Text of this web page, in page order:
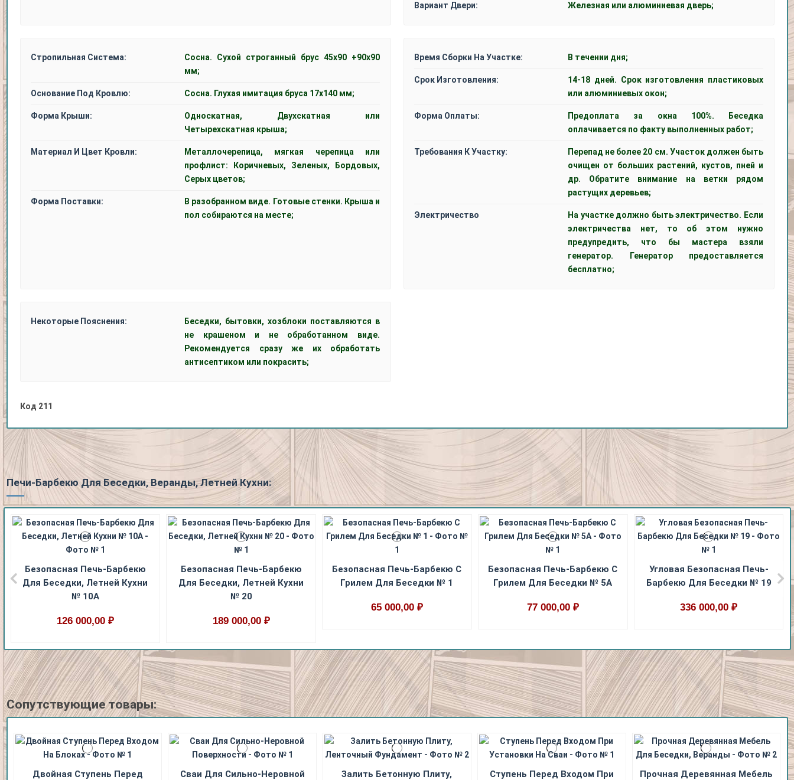
Вариант Двери: Железная или алюминиевая дверь;
Стропильная Система:
Сосна. Сухой строганный брус 45х90 +90х90
мм;
Основание Под Кровлю: Сосна. Глухая имитация бруса 17х140 мм;
Форма Крыши:
Односкатная, Двухскатная или
Четырехскатная крыша;
Материал И Цвет Кровли:
Металлочерепица, мягкая черепица или
профлист: Коричневых, Зеленых, Бордовых,
Серых цветов;
Форма Поставки:
В разобранном виде. Готовые стенки. Крыша и
пол собираются на месте;
Время Сборки На Участке: В течении дня;
Срок Изготовления:
14-18 дней. Срок изготовления пластиковых
или алюминиевых окон;
Форма Оплаты:
Предоплата за окна 100%. Беседка
оплачивается по факту выполненных работ;
Требования К Участку:
Перепад не более 20 см. Участок должен быть
очищен от больших растений, кустов, пней и
др. Обратите внимание на ветки рядом
растущих деревьев;
Электричество
На участке должно быть электричество. Если
электричества нет, то об этом нужно
предупредить, что бы мастера взяли
генератор. Генератор предоставляется
бесплатно;
Некоторые Пояснения:
Беседки, бытовки, хозблоки поставляются в
не крашеном и не обработанном виде.
Рекомендуется сразу же их обработать
антисептиком или покрасить;
Код 211
Печи-Барбекю Для Беседки, Веранды, Летней Кухни:
Безопасная Печь-Барбекю
Для Беседки, Летней Кухни
№ 10А
126 000,00 ₽
Безопасная Печь-Барбекю
Для Беседки, Летней Кухни
№ 20
189 000,00 ₽
Безопасная Печь-Барбекю С
Грилем Для Беседки № 1
65 000,00 ₽
Безопасная Печь-Барбекю С
Грилем Для Беседки № 5А
77 000,00 ₽
Угловая Безопасная Печь-
Барбекю Для Беседки № 19
336 000,00 ₽
Сопутствующие товары:
Двойная Ступень Перед Сваи Для Сильно-Неровной Залить Бетонную Плиту, Ступень Перед Входом При Прочная Деревянная Мебель